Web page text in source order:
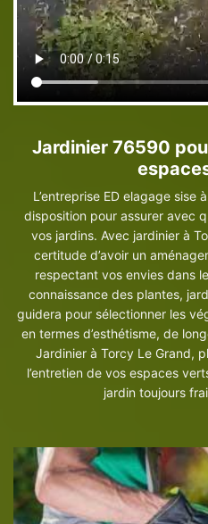
Jardinier 76590
L’entreprise ED elagage sise
disposition pour assurer avec
vos jardins. Avec jardinier à
certitude d’avoir un
respectant vos envies dans
connaissance des plantes,
guidera pour sélectionner les
en termes d’esthétisme, de
Jardinier à Torcy Le Grand,
l’entretien de vos espaces
jardin toujours